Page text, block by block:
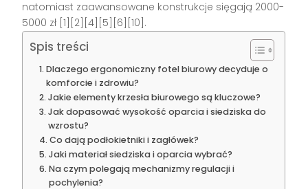
natomiast zaawansowane konstrukcje sięgają 2000-
5000 zł [1][2][4][5][6][10].
Spis treści
Dlaczego ergonomiczny fotel biurowy decyduje o
komforcie i zdrowiu?
Jakie elementy krzesła biurowego są kluczowe?
Jak dopasować wysokość oparcia i siedziska do
wzrostu?
Co dają podłokietniki i zagłówek?
Jaki materiał siedziska i oparcia wybrać?
Na czym polegają mechanizmy regulacji i
pochylenia?